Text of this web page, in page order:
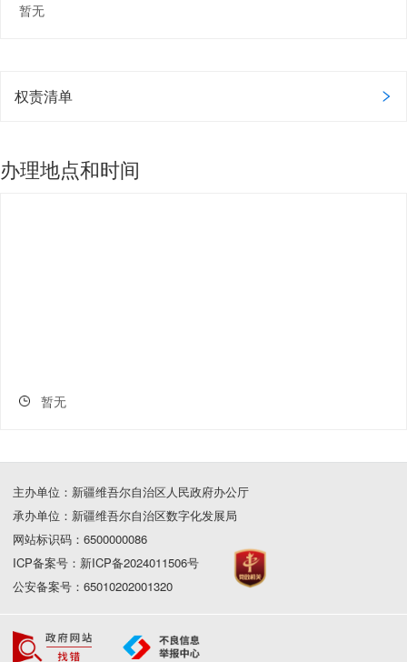
暂无
权责清单
办理地点和时间
暂无
主办单位：新疆维吾尔自治区人民政府办公厅
承办单位：新疆维吾尔自治区数字化发展局
网站标识码：6500000086
ICP备案号：新ICP备2024011506号
公安备案号：65010202001320